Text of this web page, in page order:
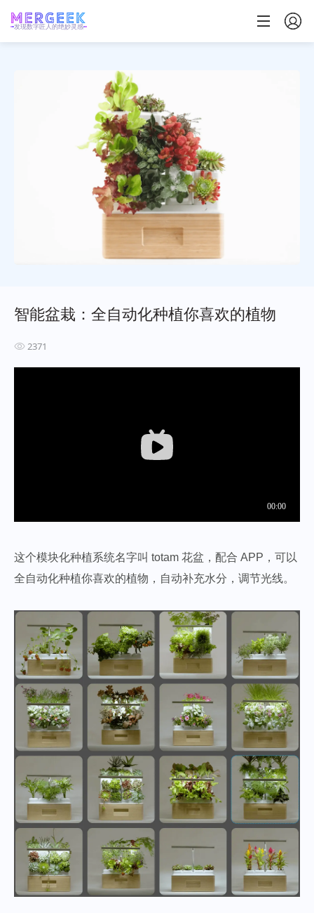
发现数字匠人的绝妙灵感
智能盆栽：全自动化种植你喜欢的植物
2371
这个模块化种植系统名字叫 totam 花盆，配合 APP，可以
全自动化种植你喜欢的植物，自动补充水分，调节光线。